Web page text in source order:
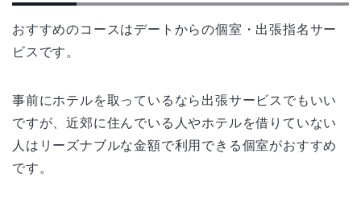
おすすめのコースはデートからの個室・出張指名サー
ビスです。
事前にホテルを取っているなら出張サービスでもいい
ですが、近郊に住んでいる人やホテルを借りていない
人はリーズナブルな金額で利用できる個室がおすすめ
です。